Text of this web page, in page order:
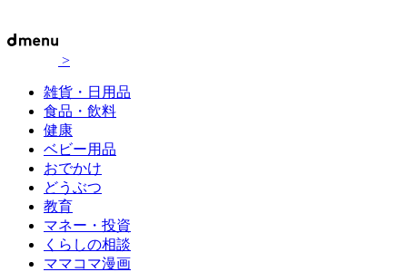
>
雑貨・日用品
食品・飲料
健康
ベビー用品
おでかけ
どうぶつ
教育
マネー・投資
くらしの相談
ママコマ漫画